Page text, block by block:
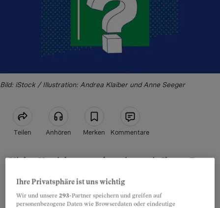
Bild: iStock / Illustration: Andrea Klaiber und Anne Seeger
Teilen Anhören Merken Kommentare
Artikel teilen
Vielen Versicherten geht es jetzt wie Ihnen. Der
kommuniziert, bezieht sich immer auf die
mittlere Monatsprämie des jeweiligen Kantons
Ihre Privatsphäre ist uns wichtig
Wir und unsere293-Partner speichern und greifen auf
personenbezogene Daten wie Browserdaten oder eindeutige